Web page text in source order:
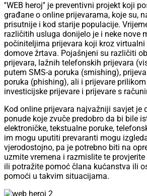
''WEB heroj'' je preventivni projekt koji
građane o online prijevarama, koje su,
prisutnije i kod starije populacije.
različitih usluga donijelo je i neke nove
počiniteljima prijevara koji kroz virtualni
domove žrtava. Pojašnjeni su različiti
prijevara, lažnih telefonskih prijevara
putem SMS-a poruka (smishing),
poruka (phishing), ali i prijevare
investicijske prijevare i prijevare s
Kod online prijevara najvažniji savjet je
ponude koje zvuče predobro da bi bile
elektroničke, tekstualne poruke,
im mogu uputiti prevaranti mogu
vjerodostojno, pa je potrebno biti na
uzmite vremena i razmislite te
ili potražite pomoć člana kućanstva ili
pomoći u takvim situacijama.